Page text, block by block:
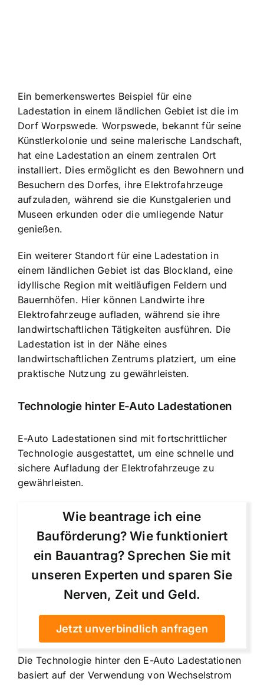
Ein bemerkenswertes Beispiel für eine
Ladestation in einem ländlichen Gebiet ist die im
Dorf Worpswede. Worpswede, bekannt für seine
Künstlerkolonie und seine malerische Landschaft,
hat eine Ladestation an einem zentralen Ort
installiert. Dies ermöglicht es den Bewohnern und
Besuchern des Dorfes, ihre Elektrofahrzeuge
aufzuladen, während sie die Kunstgalerien und
Museen erkunden oder die umliegende Natur
genießen.
Ein weiterer Standort für eine Ladestation in
einem ländlichen Gebiet ist das Blockland, eine
idyllische Region mit weitläufigen Feldern und
Bauernhöfen. Hier können Landwirte ihre
Elektrofahrzeuge aufladen, während sie ihre
landwirtschaftlichen Tätigkeiten ausführen. Die
Ladestation ist in der Nähe eines
landwirtschaftlichen Zentrums platziert, um eine
praktische Nutzung zu gewährleisten.
Technologie hinter E-Auto Ladestationen
E-Auto Ladestationen sind mit fortschrittlicher
Technologie ausgestattet, um eine schnelle und
sichere Aufladung der Elektrofahrzeuge zu
gewährleisten.
Wie beantrage ich eine
Bauförderung? Wie funktioniert
ein Bauantrag? Sprechen Sie mit
unseren Experten und sparen Sie
Nerven, Zeit und Geld.
Jetzt unverbindlich anfragen
Die Technologie hinter den E-Auto Ladestationen
basiert auf der Verwendung von Wechselstrom